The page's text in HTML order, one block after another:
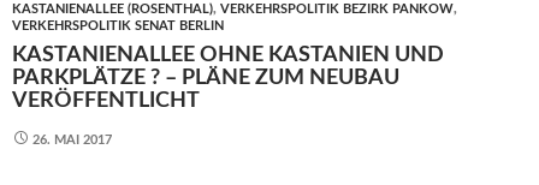
KASTANIENALLEE (ROSENTHAL), VERKEHRSPOLITIK BEZIRK PANKOW,
VERKEHRSPOLITIK SENAT BERLIN
KASTANIENALLEE OHNE KASTANIEN UND
PARKPLÄTZE ? – PLÄNE ZUM NEUBAU
VERÖFFENTLICHT
26. MAI 2017